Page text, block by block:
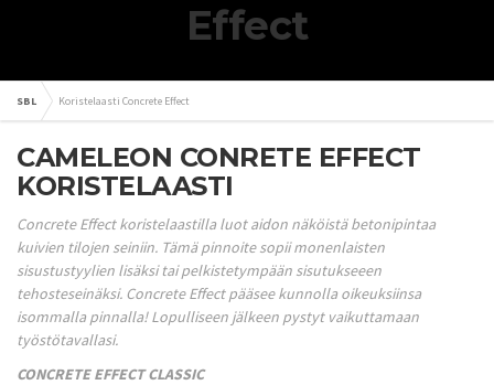
Effect
SBL Koristelaasti Concrete Effect
CAMELEON CONRETE EFFECT
KORISTELAASTI
Concrete Effect koristelaastilla luot aidon näköistä betonipintaa
kuivien tilojen seiniin. Tämä pinnoite sopii monenlaisten
sisustustyylien lisäksi tai pelkistetympään sisutukseeen
tehosteseinäksi. Concrete Effect pääsee kunnolla oikeuksiinsa
isommalla pinnalla! Lopulliseen jälkeen pystyt vaikuttamaan
työstötavallasi.
CONCRETE EFFECT CLASSIC